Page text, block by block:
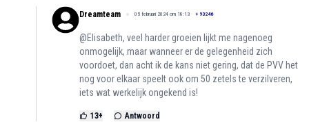
Dreamteam 05 februari 2024 om 18:13 + 93246
@Elisabeth, veel harder groeien lijkt me nagenoeg
onmogelijk, maar wanneer er de gelegenheid zich
voordoet, dan acht ik de kans niet gering, dat de PVV het
nog voor elkaar speelt ook om 50 zetels te verzilveren,
iets wat werkelijk ongekend is!
13+ Antwoord